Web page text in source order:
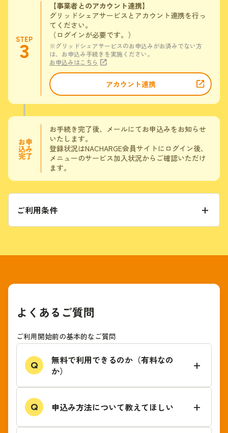
STEP
3
【事業者とのアカウント連携】
グリッドシェアサービスとアカウント連携を行っ
てください。
（ログインが必要です。）
※グリッドシェアサービスのお申込みがお済みでない方
は、お申込み手続きを実施ください。
お申込みはこちら
アカウント連携
お申
込み
完了
お手続き完了後、メールにてお申込みをお知らせ
いたします。
登録状況はNACHARGE会員サイトにログイン後、
メニューのサービス加入状況からご確認いただけ
ます。
ご利用条件
よくあるご質問
ご利用開始前の基本的なご質問
Q
無料で利用できるのか（有料なの
か）
Q 申込み方法について教えてほしい